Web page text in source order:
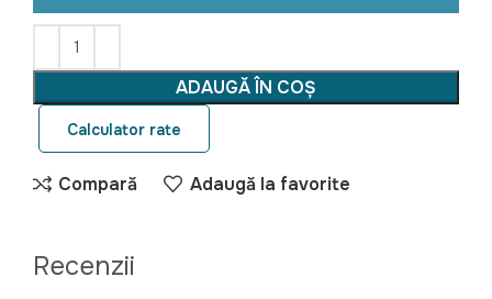
ADAUGĂ ÎN COȘ
Calculator rate
Compară Adaugă la favorite
Recenzii